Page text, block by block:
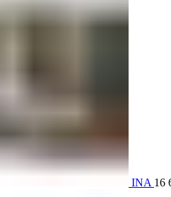
INA 16